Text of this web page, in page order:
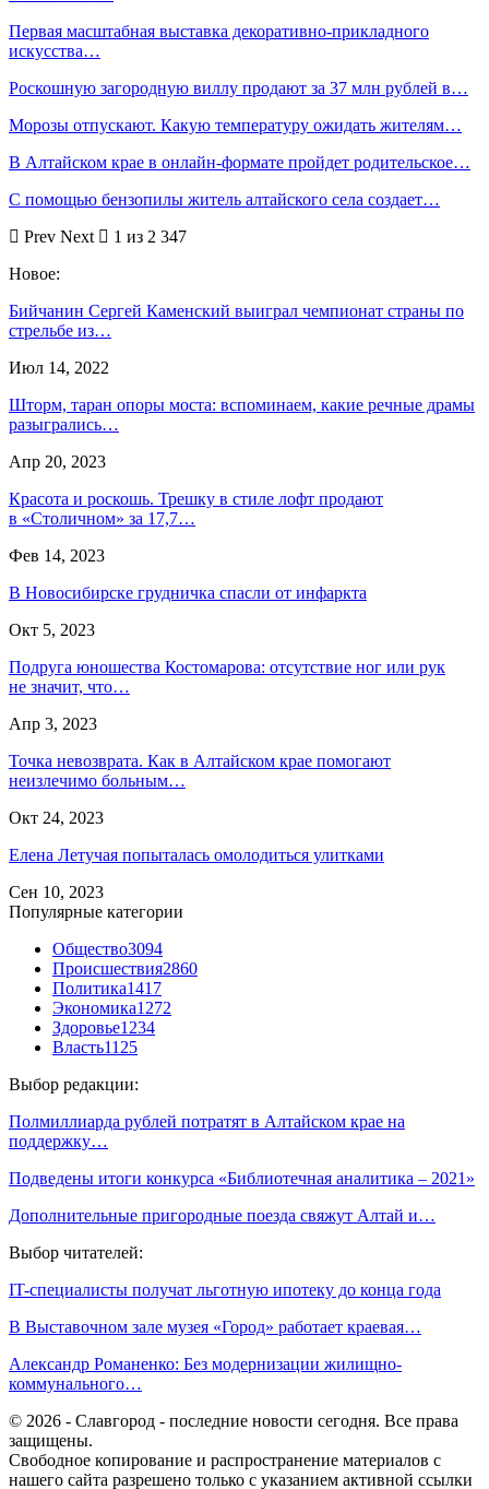
Первая масштабная выставка декоративно-прикладного
искусства…
Роскошную загородную виллу продают за 37 млн рублей в…
Морозы отпускают. Какую температуру ожидать жителям…
В Алтайском крае в онлайн-формате пройдет родительское…
С помощью бензопилы житель алтайского села создает…
Prev Next
1 из 2 347
Новое:
Бийчанин Сергей Каменский выиграл чемпионат страны по
стрельбе из…
Июл 14, 2022
Шторм, таран опоры моста: вспоминаем, какие речные драмы
разыгрались…
Апр 20, 2023
Красота и роскошь. Трешку в стиле лофт продают
в «Столичном» за 17,7…
Фев 14, 2023
В Новосибирске грудничка спасли от инфаркта
Окт 5, 2023
Подруга юношества Костомарова: отсутствие ног или рук
не значит, что…
Апр 3, 2023
Точка невозврата. Как в Алтайском крае помогают
неизлечимо больным…
Окт 24, 2023
Елена Летучая попыталась омолодиться улитками
Сен 10, 2023
Популярные категории
Общество3094
Происшествия2860
Политика1417
Экономика1272
Здоровье1234
Власть1125
Выбор редакции:
Полмиллиарда рублей потратят в Алтайском крае на
поддержку…
Подведены итоги конкурса «Библиотечная аналитика – 2021»
Дополнительные пригородные поезда свяжут Алтай и…
Выбор читателей:
IT-специалисты получат льготную ипотеку до конца года
В Выставочном зале музея «Город» работает краевая…
Александр Романенко: Без модернизации жилищно-
коммунального…
© 2026 - Славгород - последние новости сегодня. Все права
защищены.
Свободное копирование и распространение материалов с
нашего сайта разрешено только с указанием активной ссылки